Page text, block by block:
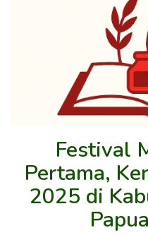
Festival
Pertama,
2025 di